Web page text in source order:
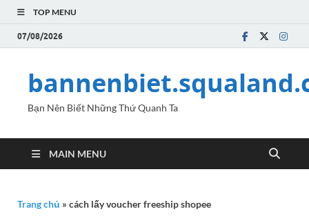
TOP MENU
07/08/2026
Bạn Nên Biết Những Thứ Quanh Ta
MAIN MENU
Trang chủ » cách lấy voucher freeship shopee